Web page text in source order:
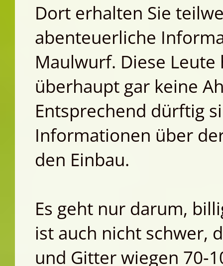
Dort erhalten Sie
abenteuerliche
Maulwurf. Diese Leute
überhaupt gar keine
Entsprechend dürftig
Informationen über
den Einbau.
Es geht nur darum,
ist auch nicht schwer,
und Gitter wiegen